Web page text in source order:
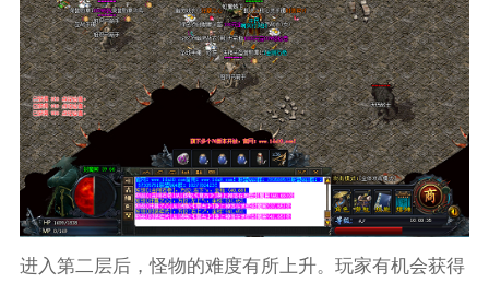
进入第二层后，怪物的难度有所上升。玩家有机会获得